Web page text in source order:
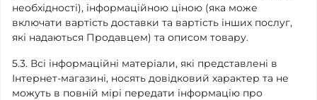
необхідності), інформаційною ціною (яка може
включати вартість доставки та вартість інших послуг,
які надаються Продавцем) та описом товару.
5.3. Всі інформаційні матеріали, які представлені в
Інтернет-магазині, носять довідковий характер та не
можуть в повній мірі передати інформацію про